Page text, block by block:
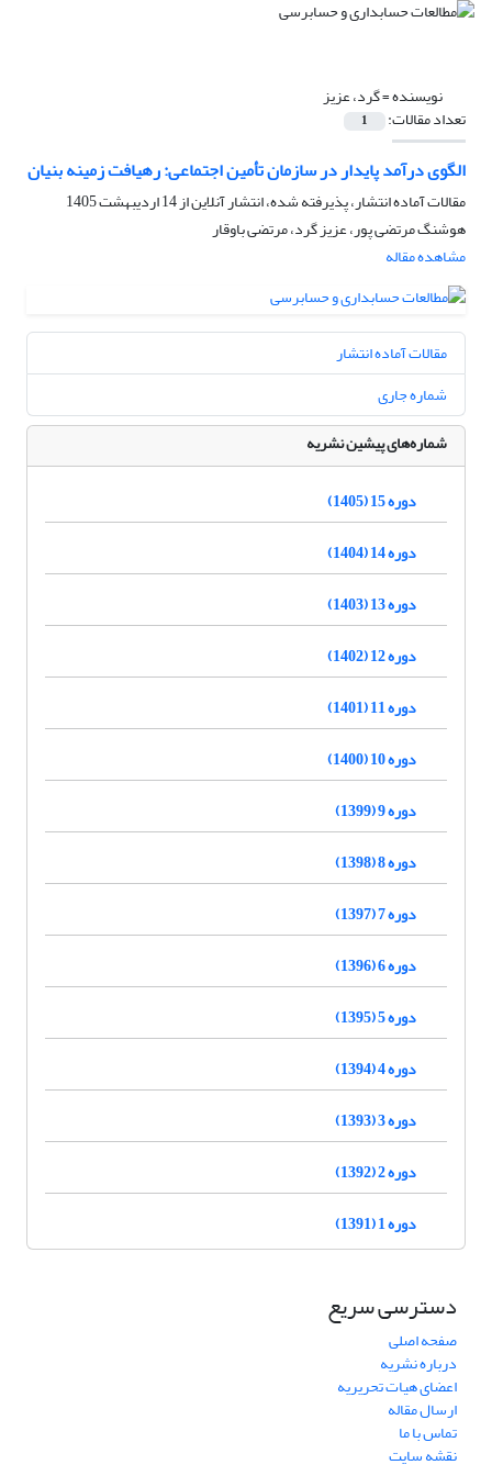
نویسنده =گرد، عزیز
تعداد مقالات: 1
الگوی درآمد پایدار در سازمان تأمین اجتماعی: رهیافت زمینه بنیان
مقالات آماده انتشار، پذیرفته شده، انتشار آنلاین از14 اردیبهشت 1405
هوشنگ مرتضی پور، عزیز گرد، مرتضی باوقار
مشاهده مقاله
مقالات آماده انتشار
شماره جاری
شماره‌های پیشین نشریه
دوره 15 (1405)
دوره 14 (1404)
دوره 13 (1403)
دوره 12 (1402)
دوره 11 (1401)
دوره 10 (1400)
دوره 9 (1399)
دوره 8 (1398)
دوره 7 (1397)
دوره 6 (1396)
دوره 5 (1395)
دوره 4 (1394)
دوره 3 (1393)
دوره 2 (1392)
دوره 1 (1391)
دسترسی سریع
صفحه اصلی
درباره نشریه
اعضای هیات تحریریه
ارسال مقاله
تماس با ما
نقشه سایت